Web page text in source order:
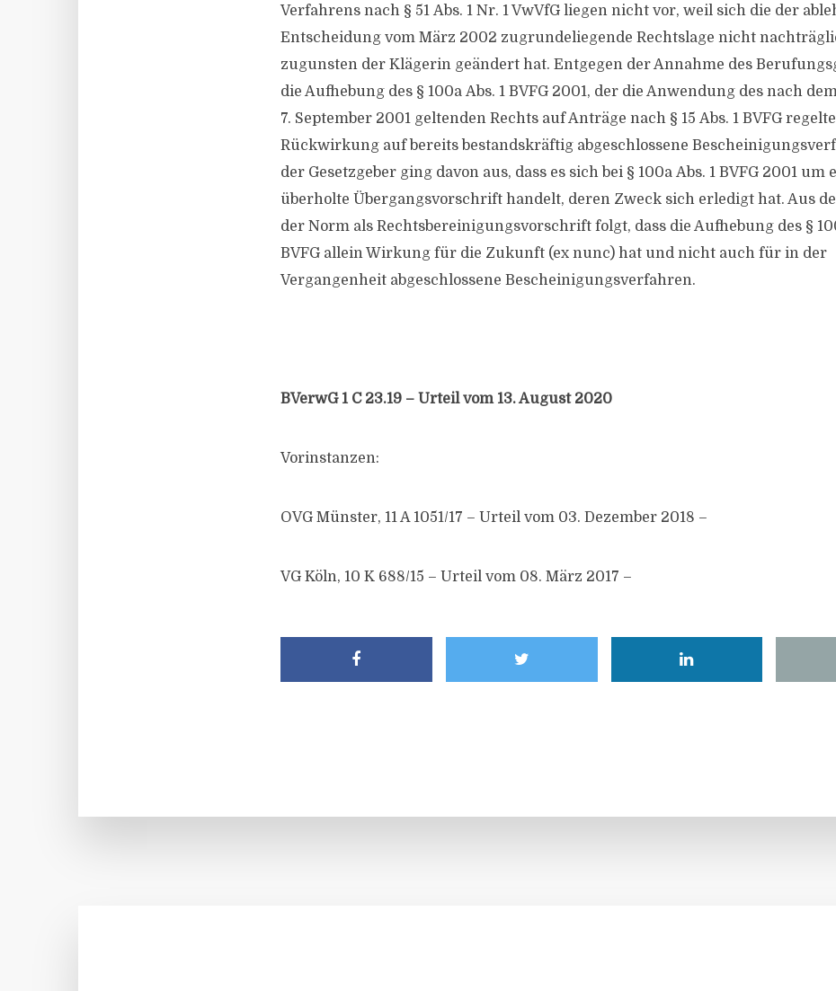
Verfahrens nach § 51 Abs. 1 Nr. 1 VwVfG liegen nicht vor, weil sich die der
Entscheidung vom März 2002 zugrundeliegende Rechtslage nicht
zugunsten der Klägerin geändert hat. Entgegen der Annahme des
die Aufhebung des § 100a Abs. 1 BVFG 2001, der die Anwendung des nach
7. September 2001 geltenden Rechts auf Anträge nach § 15 Abs. 1 BVFG
Rückwirkung auf bereits bestandskräftig abgeschlossene
der Gesetzgeber ging davon aus, dass es sich bei § 100a Abs. 1 BVFG 2001 um
überholte Übergangsvorschrift handelt, deren Zweck sich erledigt hat. Aus
der Norm als Rechtsbereinigungsvorschrift folgt, dass die Aufhebung des §
BVFG allein Wirkung für die Zukunft (ex nunc) hat und nicht auch für in der
Vergangenheit abgeschlossene Bescheinigungsverfahren.
BVerwG 1 C 23.19 – Urteil vom 13. August 2020
Vorinstanzen:
OVG Münster, 11 A 1051/17 – Urteil vom 03. Dezember 2018 –
VG Köln, 10 K 688/15 – Urteil vom 08. März 2017 –